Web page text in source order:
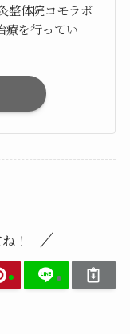
整体院コモラボ
療を行ってい
！